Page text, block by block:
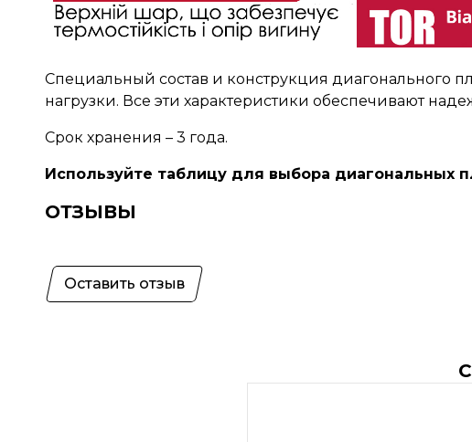
Специальный состав и конструкция диагонального
нагрузки. Все эти характеристики обеспечивают
Срок хранения – 3 года.
Используйте таблицу для выбора диагональных
ОТЗЫВЫ
Оставить отзыв